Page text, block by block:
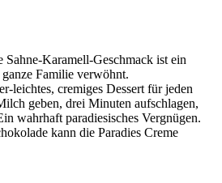
Sahne-Karamell-Geschmack ist ein
Familie verwöhnt.
leichtes, cremiges Dessert für jeden
geben, drei Minuten aufschlagen,
wahrhaft paradiesisches Vergnügen.
kann die Paradies Creme